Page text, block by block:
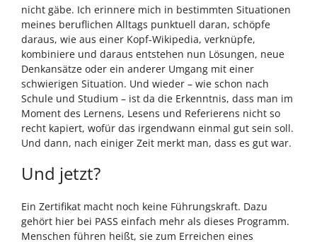
nicht gäbe. Ich erinnere mich in bestimmten Situationen
meines beruflichen Alltags punktuell daran, schöpfe
daraus, wie aus einer Kopf-Wikipedia, verknüpfe,
kombiniere und daraus entstehen nun Lösungen, neue
Denkansätze oder ein anderer Umgang mit einer
schwierigen Situation. Und wieder – wie schon nach
Schule und Studium – ist da die Erkenntnis, dass man im
Moment des Lernens, Lesens und Referierens nicht so
recht kapiert, wofür das irgendwann einmal gut sein soll.
Und dann, nach einiger Zeit merkt man, dass es gut war.
Und jetzt?
Ein Zertifikat macht noch keine Führungskraft. Dazu
gehört hier bei PASS einfach mehr als dieses Programm.
Menschen führen heißt, sie zum Erreichen eines